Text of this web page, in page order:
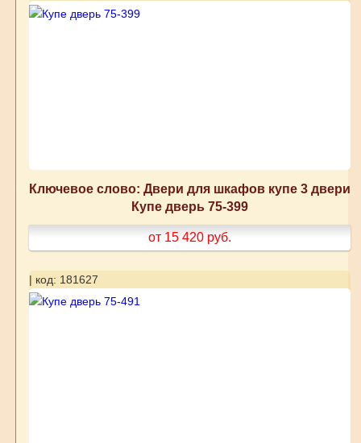
Ключевое слово: Двери для шкафов купе 3 двери
Купе дверь 75-399
от 15 420 руб.
| код: 181627